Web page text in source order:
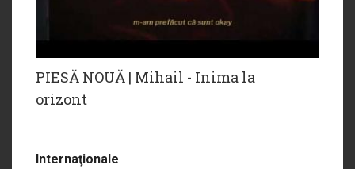
PIESĂ NOUĂ | Mihail - Inima la
orizont
Internaţionale